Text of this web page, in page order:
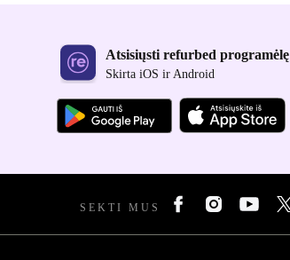
Atsisiųsti refurbed programėlę
Skirta iOS ir Android
SEKTI MUS